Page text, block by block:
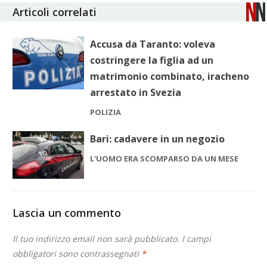
Articoli correlati
Accusa da Taranto: voleva
costringere la figlia ad un
matrimonio combinato, iracheno
arrestato in Svezia
POLIZIA
Bari: cadavere in un negozio
L'UOMO ERA SCOMPARSO DA UN MESE
Lascia un commento
Il tuo indirizzo email non sarà pubblicato. I campi
obbligatori sono contrassegnati *